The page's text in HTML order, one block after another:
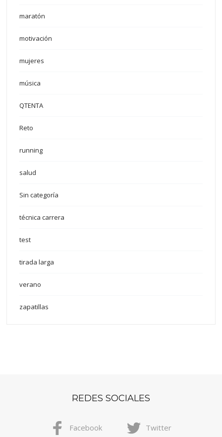
maratón
motivación
mujeres
música
QTENTA
Reto
running
salud
Sin categoría
técnica carrera
test
tirada larga
verano
zapatillas
REDES SOCIALES
Facebook Twitter